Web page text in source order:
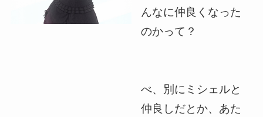
んなに仲良くなった
のかって？
べ、別にミシェルと
仲良しだとか、あた